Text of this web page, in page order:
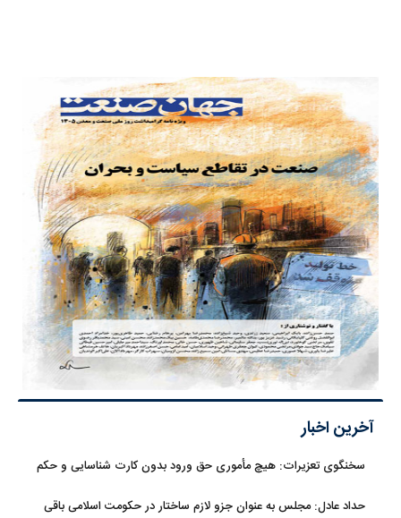
آخرین اخبار
سخنگوی تعزیرات: هیچ مأموری حق ورود بدون کارت شناسایی و حکم
حداد عادل: مجلس به عنوان جزو لازم ساختار در حکومت اسلامی باقی